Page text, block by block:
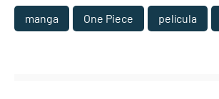
manga One Piece película